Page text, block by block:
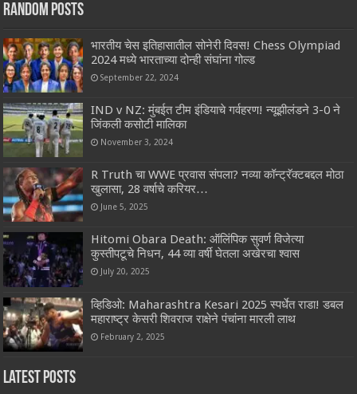
Random Posts
भारतीय चेस इतिहासातील सोनेरी दिवस! Chess Olympiad
2024 मध्ये भारताच्या दोन्ही संघांना गोल्ड
September 22, 2024
IND v NZ: मुंबईत टीम इंडियाचे गर्वहरण! न्यूझीलंडने 3-0 ने
जिंकली कसोटी मालिका
November 3, 2024
R Truth चा WWE प्रवास संपला? नव्या कॉन्ट्रॅक्टबद्दल मोठा
खुलासा, 28 वर्षाचे करियर…
June 5, 2025
Hitomi Obara Death: ऑलिंपिक सुवर्ण विजेत्या
कुस्तीपटूचे निधन, 44 व्या वर्षी घेतला अखेरचा श्वास
July 20, 2025
व्हिडिओ: Maharashtra Kesari 2025 स्पर्धेत राडा! डबल
महाराष्ट्र केसरी शिवराज राक्षेने पंचांना मारली लाथ
February 2, 2025
Latest Posts